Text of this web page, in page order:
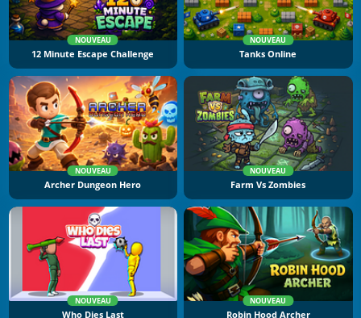
NOUVEAU
12 Minute Escape Challenge
NOUVEAU
Tanks Online
NOUVEAU
Archer Dungeon Hero
NOUVEAU
Farm Vs Zombies
NOUVEAU
Who Dies Last
NOUVEAU
Robin Hood Archer